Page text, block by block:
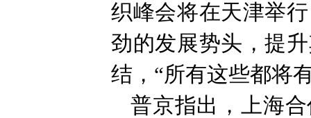
织峰会将在天津举
劲的发展势头，提
结，“所有这些都将
普京指出，上海